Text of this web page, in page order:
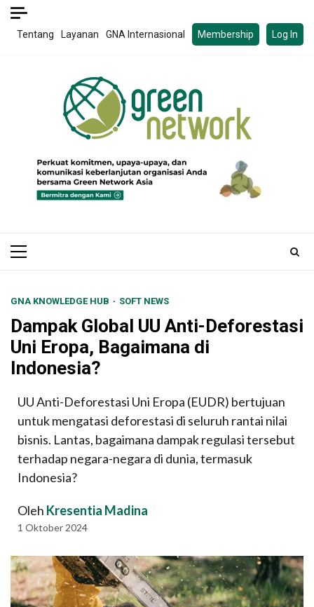
Skip
Tentang Layanan GNA Internasional Membership Log In
Primary
GNA KNOWLEDGE HUB SOFT NEWS
Dampak Global UU Anti-Deforestasi
Uni Eropa, Bagaimana di
Indonesia?
UU Anti-Deforestasi Uni Eropa (EUDR) bertujuan
untuk mengatasi deforestasi di seluruh rantai nilai
bisnis. Lantas, bagaimana dampak regulasi tersebut
terhadap negara-negara di dunia, termasuk
Indonesia?
Oleh Kresentia Madina
1 Oktober 2024